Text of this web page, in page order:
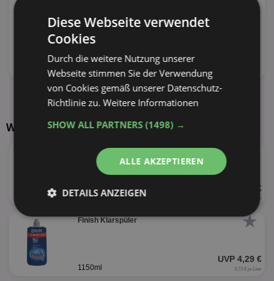
alle Prospekte anzeigen
Weitere Produkte von Finish Selgros
Finish Klarspüler
UVP 2,99 €
800ml 3,74 € je Liter
★
Finish Klarspüler
UVP 4,29 €
1150ml 3,73 € je Liter
Diese Webseite verwendet
Cookies
Durch die weitere Nutzung unserer
Webseite stimmen Sie der Verwendung
von Cookies gemäß unserer Datenschutz-
Richtlinie zu.Weitere Informationen
SHOW ALL PARTNERS(1498) →
ALLE AKZEPTIEREN
DETAILS ANZEIGEN
Unbedingt
Performance